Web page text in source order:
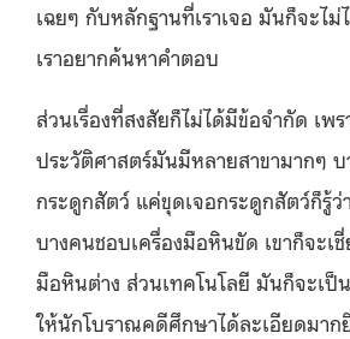
เฉยๆ กับหลักฐานที่เราเจอ มันก็จะไ
เราอยากค้นหาคำตอบ
ส่วนเรื่องที่สงสัยก็ไม่ได้มีข้อจำกัด เพร
ประวัติศาสตร์มันมีหลายสาขามากๆ บ
กระดูกสัตว์ แค่ขุดเจอกระดูกสัตว์ก็รู้ว่
บางคนชอบเครื่องมือหินขัด เขาก็จะเชี่
มือหินต่าง ส่วนเทคโนโลยี มันก็จะเป็
ให้นักโบราณคดีศึกษาได้ละเอียดมาก